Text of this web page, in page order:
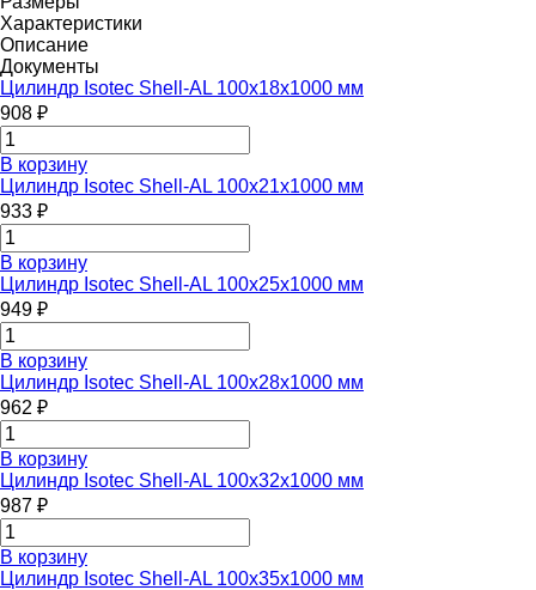
Характеристики
Описание
Документы
Цилиндр Isotec Shell-AL 100x18x1000 мм
908 ₽
В корзину
Цилиндр Isotec Shell-AL 100x21x1000 мм
933 ₽
В корзину
Цилиндр Isotec Shell-AL 100x25x1000 мм
949 ₽
В корзину
Цилиндр Isotec Shell-AL 100x28x1000 мм
962 ₽
В корзину
Цилиндр Isotec Shell-AL 100x32x1000 мм
987 ₽
В корзину
Цилиндр Isotec Shell-AL 100x35x1000 мм